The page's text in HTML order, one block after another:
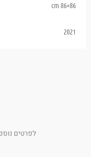
86×86 cm
2021
לפרטים